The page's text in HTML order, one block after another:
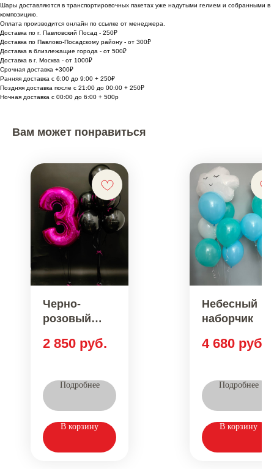
Шары доставляются в транспортировочных пакетах уже надутыми гелием и собранными в
композицию.
Оплата производится онлайн по ссылке от менеджера.
Доставка по г. Павловский Посад - 250₽
Доставка по Павлово-Посадскому району - от 300₽
Доставка в близлежащие города - от 500₽
Доставка в г. Москва - от 1000₽
Срочная доставка +300₽
Ранняя доставка с 6:00 до 9:00 + 250₽
Поздняя доставка после с 21:00 до 00:00 + 250₽
Ночная доставка с 00:00 до 6:00 + 500р
Вам может понравиться
Черно-
розовый
2 850 руб.
Подробнее
В корзину
Небесный
наборчик
4 680 руб.
Подробнее
В корзину